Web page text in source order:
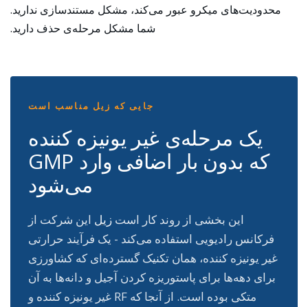
محدودیت‌های میکرو عبور می‌کند، مشکل مستندسازی ندارید.
شما مشکل مرحله‌ی حذف دارید.
جایی که زیل مناسب است
یک مرحله‌ی غیر یونیزه کننده
که بدون بار اضافی وارد GMP
می‌شود
این بخشی از روند کار است زیل این شرکت از
فرکانس رادیویی استفاده می‌کند - یک فرآیند حرارتی
غیر یونیزه کننده، همان تکنیک گسترده‌ای که کشاورزی
برای دهه‌ها برای پاستوریزه کردن آجیل و دانه‌ها به آن
متکی بوده است. از آنجا که RF غیر یونیزه کننده و